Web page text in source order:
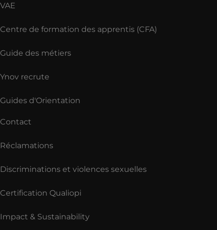
VAE
Centre de formation des apprentis (CFA)
Guide des métiers
Ynov recrute
Guides d'Orientation
Contact
Réclamations
Discriminations et violences sexuelles
Certification Qualiopi
Impact & Sustainability